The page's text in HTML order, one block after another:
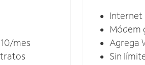
mes
Internet
Módem
Agrega
Sin